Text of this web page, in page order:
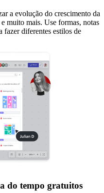
a evolução do crescimento da
muito mais. Use formas, notas
fazer diferentes estilos de
do tempo gratuitos